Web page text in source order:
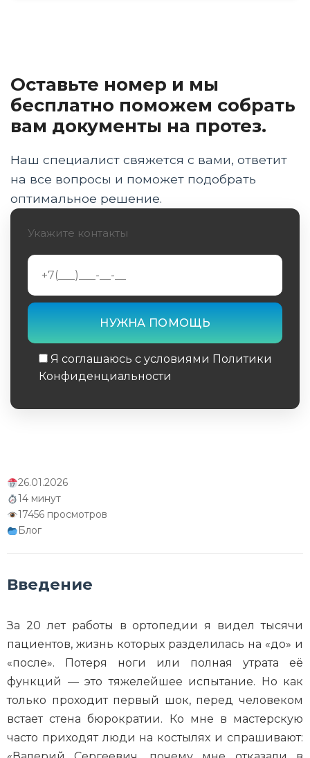
Какую группу инвалидности дают при
ампутации выше и ниже колена
Оформление инвалидности при переломах
Пошаговый порядок прохождения МСЭ и
список необходимых документов
инвалидности без
ИПРА и получение технических средств
реабилитации: инструкция эксперта
Заключение и выводы эксперта
Оставьте номер и мы
бесплатно поможем собрать
вам документы на протез.
Наш специалист свяжется с вами, ответит
на все вопросы и поможет подобрать
оптимальное решение.
Укажите контакты
Я соглашаюсь с условиями Политики
Конфиденциальности
26.01.2026
14 минут
17456 просмотров
Блог
Введение
За 20 лет работы в ортопедии я видел тысячи
пациентов, жизнь которых разделилась на «до» и
«после». Потеря ноги или полная утрата её
функций — это тяжелейшее испытание. Но как
только проходит первый шок, перед человеком
встает стена бюрократии. Ко мне в мастерскую
часто приходят люди на костылях и спрашивают: